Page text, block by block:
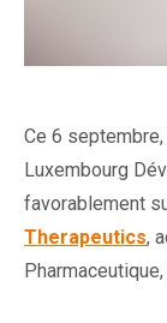
Ce 6
Luxembourg
favorablement
Therapeutics,